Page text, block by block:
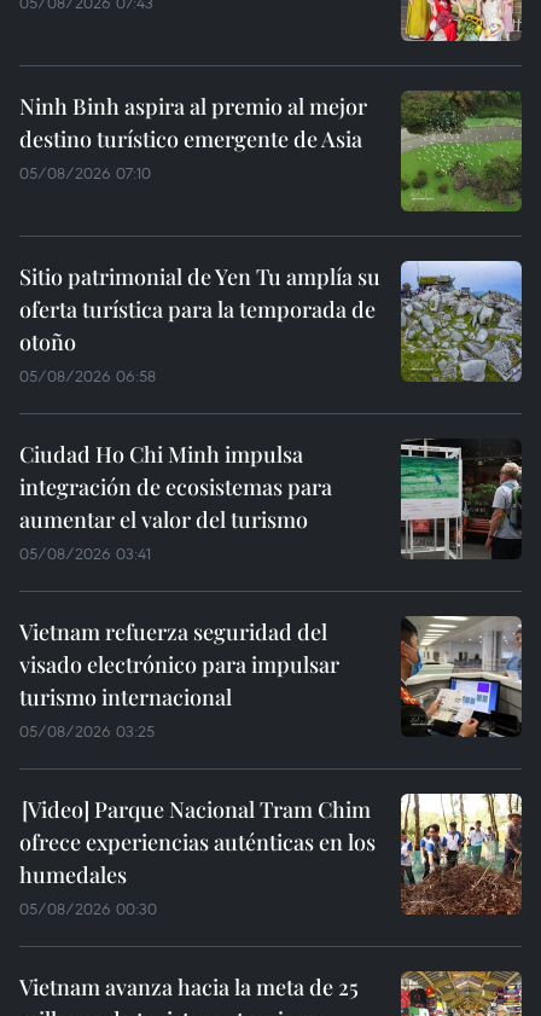
Ninh Binh aspira al premio al mejor
destino turístico emergente de Asia
05/08/2026 07:10
Sitio patrimonial de Yen Tu amplía su
oferta turística para la temporada de
otoño
05/08/2026 06:58
Ciudad Ho Chi Minh impulsa
integración de ecosistemas para
aumentar el valor del turismo
05/08/2026 03:41
Vietnam refuerza seguridad del
visado electrónico para impulsar
turismo internacional
05/08/2026 03:25
Parque Nacional Tram Chim
ofrece experiencias auténticas en los
humedales
05/08/2026 00:30
Vietnam avanza hacia la meta de 25